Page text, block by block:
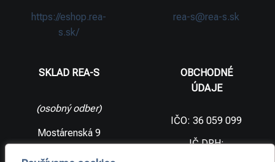
https://eshop.rea-
s.sk/
rea-s@rea-s.sk
SKLAD REA-S
(osobný odber)
Mostárenská 9
OBCHODNÉ
ÚDAJE
IČO: 36 059 099
IČ DPH: